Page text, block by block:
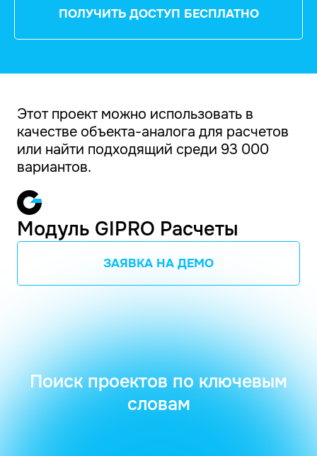
ПОЛУЧИТЬ ДОСТУП БЕСПЛАТНО
Этот проект можно использовать в
качестве объекта-аналога для расчетов
или найти подходящий среди 93 000
вариантов.
Модуль GIPRO Расчеты
ЗАЯВКА НА ДЕМО
Поиск проектов по ключевым
словам